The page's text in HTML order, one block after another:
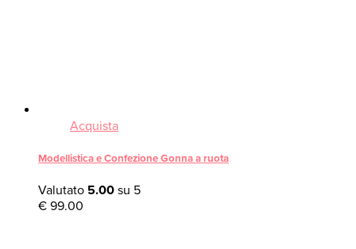
Acquista
Modellistica e Confezione Gonna a ruota
Valutato 5.00 su 5
€ 99.00